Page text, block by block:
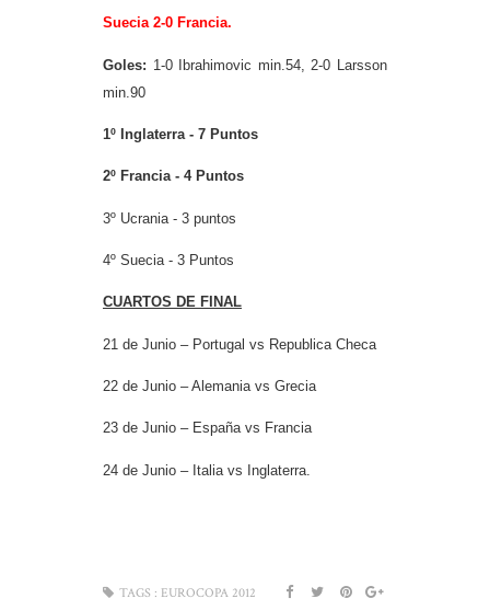
Suecia 2-0 Francia.
Goles: 1-0 Ibrahimovic min.54, 2-0 Larsson
min.90
1º Inglaterra - 7 Puntos
2º Francia - 4 Puntos
3º Ucrania - 3 puntos
4º Suecia - 3 Puntos
CUARTOS DE FINAL
21 de Junio – Portugal vs Republica Checa
22 de Junio – Alemania vs Grecia
23 de Junio – España vs Francia
24 de Junio – Italia vs Inglaterra.
TAGS : EUROCOPA 2012